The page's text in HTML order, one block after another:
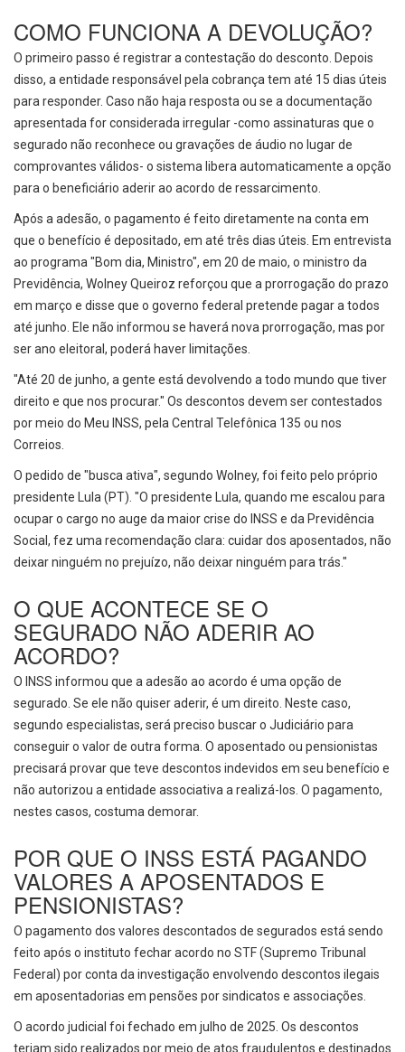
COMO FUNCIONA A DEVOLUÇÃO?
O primeiro passo é registrar a contestação do desconto. Depois
disso, a entidade responsável pela cobrança tem até 15 dias úteis
para responder. Caso não haja resposta ou se a documentação
apresentada for considerada irregular -como assinaturas que o
segurado não reconhece ou gravações de áudio no lugar de
comprovantes válidos- o sistema libera automaticamente a opção
para o beneficiário aderir ao acordo de ressarcimento.
Após a adesão, o pagamento é feito diretamente na conta em
que o benefício é depositado, em até três dias úteis. Em entrevista
ao programa "Bom dia, Ministro", em 20 de maio, o ministro da
Previdência, Wolney Queiroz reforçou que a prorrogação do prazo
em março e disse que o governo federal pretende pagar a todos
até junho. Ele não informou se haverá nova prorrogação, mas por
ser ano eleitoral, poderá haver limitações.
"Até 20 de junho, a gente está devolvendo a todo mundo que tiver
direito e que nos procurar." Os descontos devem ser contestados
por meio do Meu INSS, pela Central Telefônica 135 ou nos
Correios.
O pedido de "busca ativa", segundo Wolney, foi feito pelo próprio
presidente Lula (PT). "O presidente Lula, quando me escalou para
ocupar o cargo no auge da maior crise do INSS e da Previdência
Social, fez uma recomendação clara: cuidar dos aposentados, não
deixar ninguém no prejuízo, não deixar ninguém para trás."
O QUE ACONTECE SE O
SEGURADO NÃO ADERIR AO
ACORDO?
O INSS informou que a adesão ao acordo é uma opção de
segurado. Se ele não quiser aderir, é um direito. Neste caso,
segundo especialistas, será preciso buscar o Judiciário para
conseguir o valor de outra forma. O aposentado ou pensionistas
precisará provar que teve descontos indevidos em seu benefício e
não autorizou a entidade associativa a realizá-los. O pagamento,
nestes casos, costuma demorar.
POR QUE O INSS ESTÁ PAGANDO
VALORES A APOSENTADOS E
PENSIONISTAS?
O pagamento dos valores descontados de segurados está sendo
feito após o instituto fechar acordo no STF (Supremo Tribunal
Federal) por conta da investigação envolvendo descontos ilegais
em aposentadorias em pensões por sindicatos e associações.
O acordo judicial foi fechado em julho de 2025. Os descontos
teriam sido realizados por meio de atos fraudulentos e destinados